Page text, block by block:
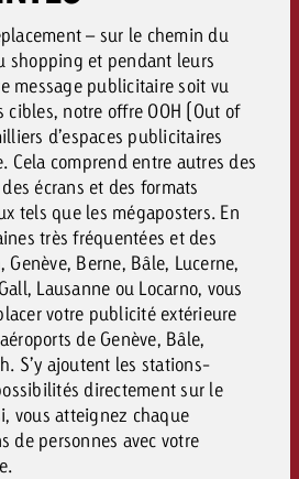
– sur le chemin du
shopping et pendant leurs
message publicitaire soit vu
cibles, notre offre OOH (Out of
d’espaces publicitaires
Cela comprend entre autres des
écrans et des formats
tels que les mégaposters. En
très fréquentées et des
Berne, Bâle, Lucerne,
Lausanne ou Locarno, vous
votre publicité extérieure
de Genève, Bâle,
S’y ajoutent les stations-
directement sur le
vous atteignez chaque
de personnes avec votre